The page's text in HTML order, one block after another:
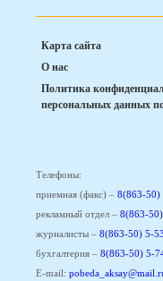
Карта сайта
О нас
Политика
персональных данных
Телефоны:
приемная (факс) – 8(863-50)
рекламный отдел – 8(863-
журналисты – 8(863-50) 5-
бухгалтерия – 8(863-50) 5-
E-mail: